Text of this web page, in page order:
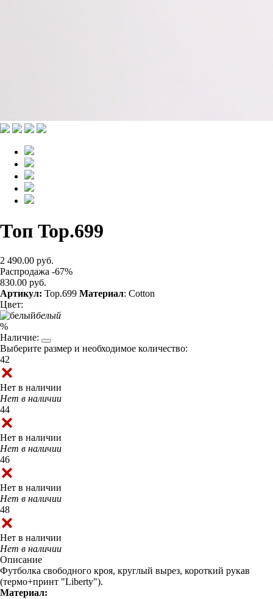
Топ Top.699
2 490.00 руб.
Распродажа -67%
830.00 руб.
Артикул: Top.699 Материал: Cotton
Цвет:
белый
%
Наличие:
Выберите размер и необходимое количество:
42
Нет в наличии
Нет в наличии
44
Нет в наличии
Нет в наличии
46
Нет в наличии
Нет в наличии
48
Нет в наличии
Нет в наличии
Описание
Футболка свободного кроя, круглый вырез, короткий рукав
(термо+принт "Liberty").
Материал: